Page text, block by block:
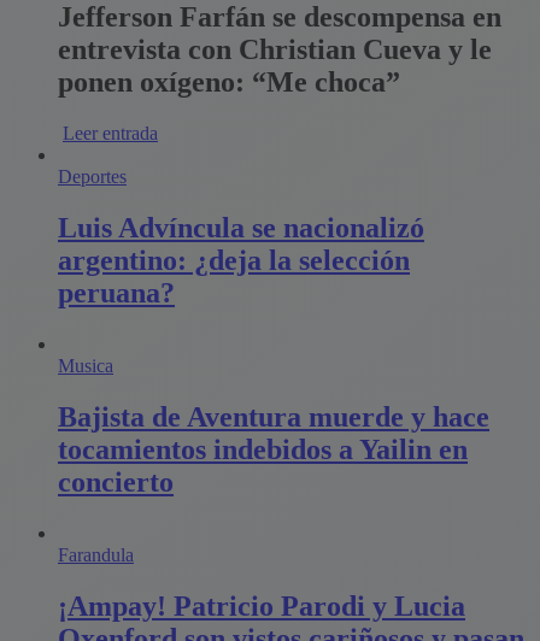
Jefferson Farfán se descompensa en
entrevista con Christian Cueva y le
ponen oxígeno: “Me choca”
Leer entrada
Deportes
Luis Advíncula se nacionalizó
argentino: ¿deja la selección
peruana?
Musica
Bajista de Aventura muerde y hace
tocamientos indebidos a Yailin en
concierto
Farandula
¡Ampay! Patricio Parodi y Lucia